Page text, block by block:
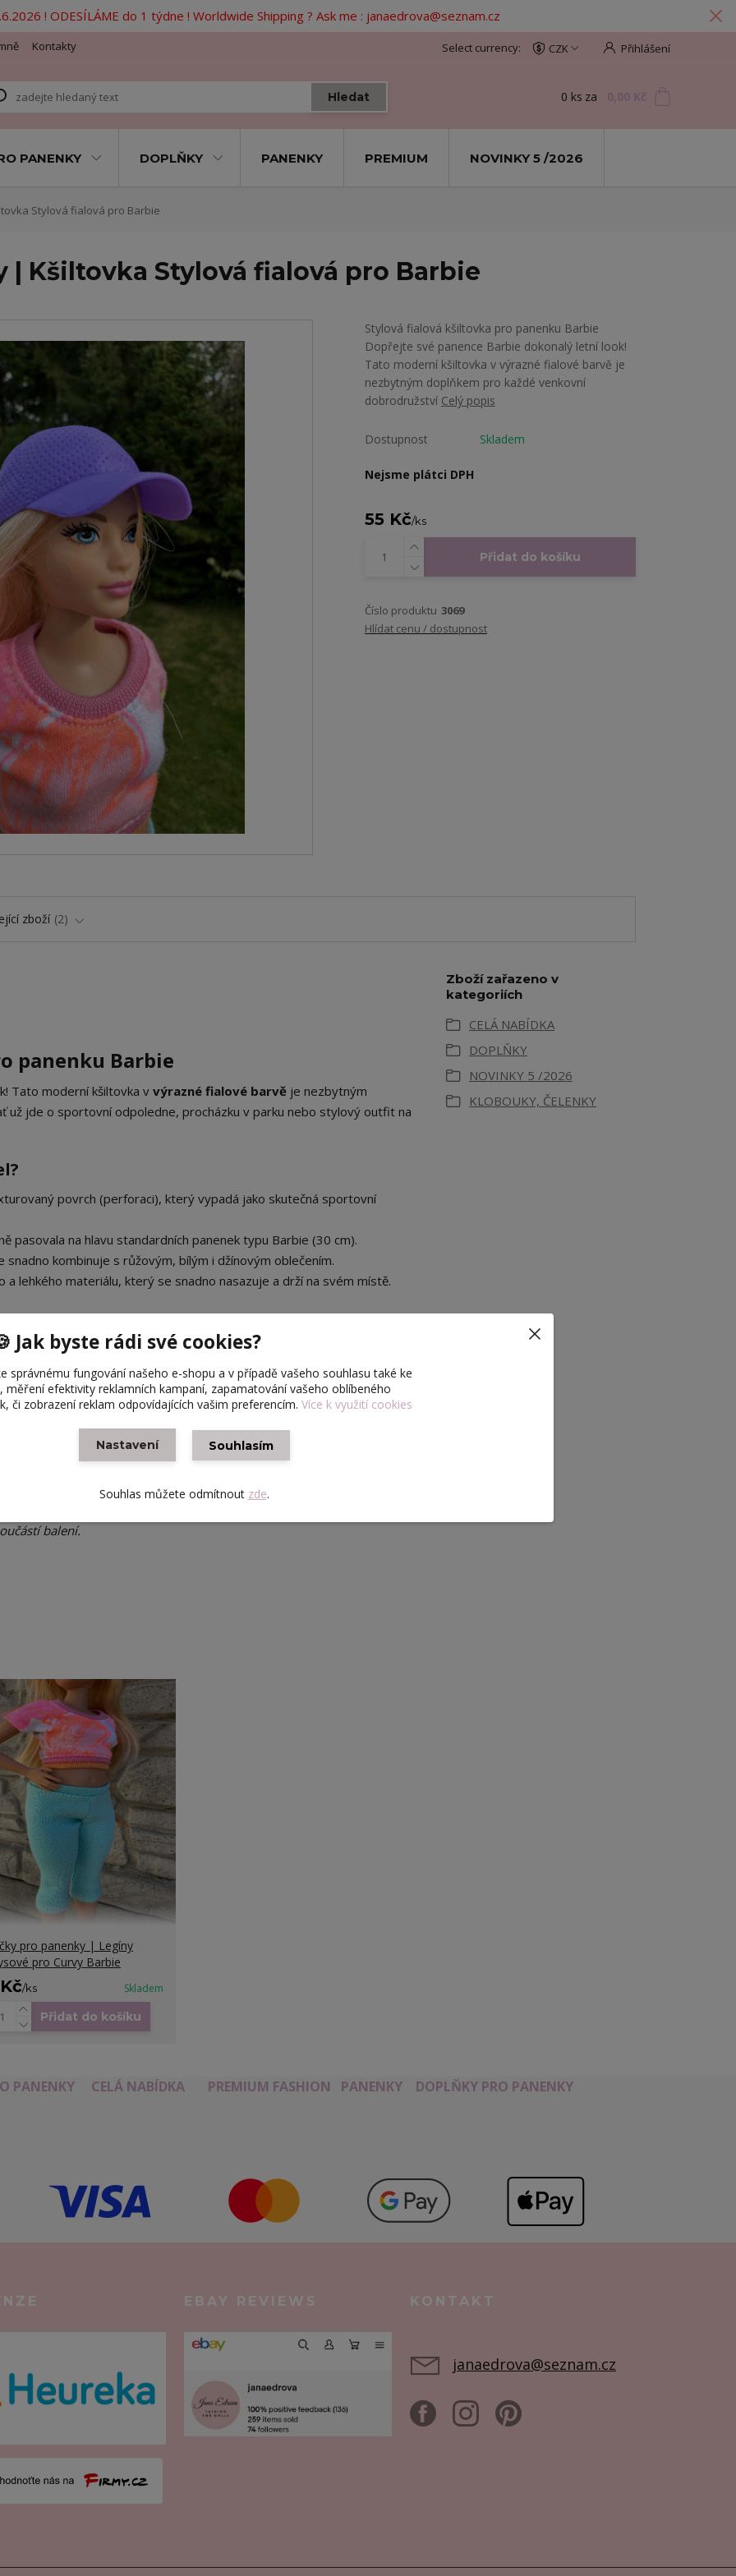
! ODESÍLÁME do 1 týdne ! Worldwide Shipping ? Ask me : janaedrova@seznam.cz
Kontakty CZK Přihlášení
Hledat 0 ks za
PANENKY DOPLŇKY PANENKY PREMIUM NOVINKY 5 /2026
Stylová fialová pro Barbie
| Kšiltovka Stylová fialová pro Barbie
Stylová fialová kšiltovka pro panenku Barbie ​
Dopřejte své panence Barbie dokonalý letní look!
Tato moderní kšiltovka v výrazné fialové barvě je
nezbytným doplňkem pro každé venkovní
dobrodružství Celý popis
Dostupnost Skladem
Nejsme plátci DPH
55 Kč/ks
Přidat do košíku
Číslo produktu 3069
Hlídat cenu / dostupnost
zboží 2
panenku Barbie
Tato moderní kšiltovka v výrazné fialové barvě je nezbytným
už jde o sportovní odpoledne, procházku v parku nebo stylový outfit na
povrch (perforaci), který vypadá jako skutečná sportovní
pasovala na hlavu standardních panenek typu Barbie (30 cm).
snadno kombinuje s růžovým, bílým i džínovým oblečením.
a lehkého materiálu, který se snadno nasazuje a drží na svém místě.
Barbie a další módní panenky podobné velikosti.
v kombinaci s rozpuštěnými vlasy a sportovním tričkem, přesně jako na
balení.
Zboží zařazeno v
kategoriích
CELÁ NABÍDKA
DOPLŇKY
NOVINKY 5 /2026
KLOBOUKY, ČELENKY
pro panenky | Legíny
pro Curvy Barbie
/ks Skladem
Přidat do košíku
PANENKY CELÁ NABÍDKA PREMIUM FASHION PANENKY DOPLŇKY PRO PANENKY
EBAY REVIEWS KONTAKT
janaedrova@seznam.cz
Jak byste rádi své cookies?
správnému fungování našeho e-shopu a v případě vašeho souhlasu také ke
měření efektivity reklamních kampaní, zapamatování vašeho oblíbeného
či zobrazení reklam odpovídajících vašim preferencím. Více k využití cookies
Nastavení Souhlasím
Souhlas můžete odmítnout zde.